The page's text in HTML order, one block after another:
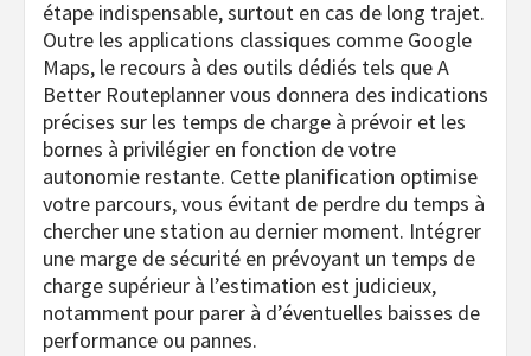
étape indispensable, surtout en cas de long trajet.
Outre les applications classiques comme Google
Maps, le recours à des outils dédiés tels que A
Better Routeplanner vous donnera des indications
précises sur les temps de charge à prévoir et les
bornes à privilégier en fonction de votre
autonomie restante. Cette planification optimise
votre parcours, vous évitant de perdre du temps à
chercher une station au dernier moment. Intégrer
une marge de sécurité en prévoyant un temps de
charge supérieur à l’estimation est judicieux,
notamment pour parer à d’éventuelles baisses de
performance ou pannes.